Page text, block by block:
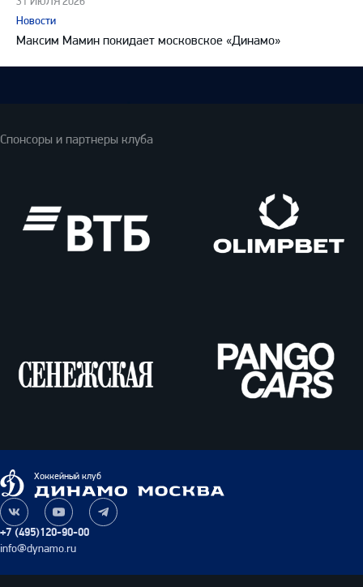
Новости
Максим Мамин покидает московское «Динамо»
Спонсоры и партнеры клуба
Cars
Динамо
Москва
Хоккейный клуб
+7 (495)120-90-00
info@dynamo.ru
Наша
группа
ВКонтакте
Наш
канал
на
Наш
канал